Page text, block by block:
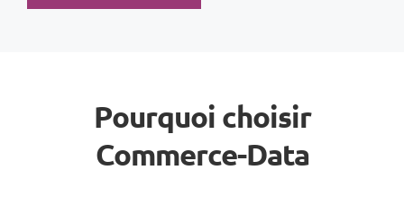
Pourquoi choisir
Commerce-Data